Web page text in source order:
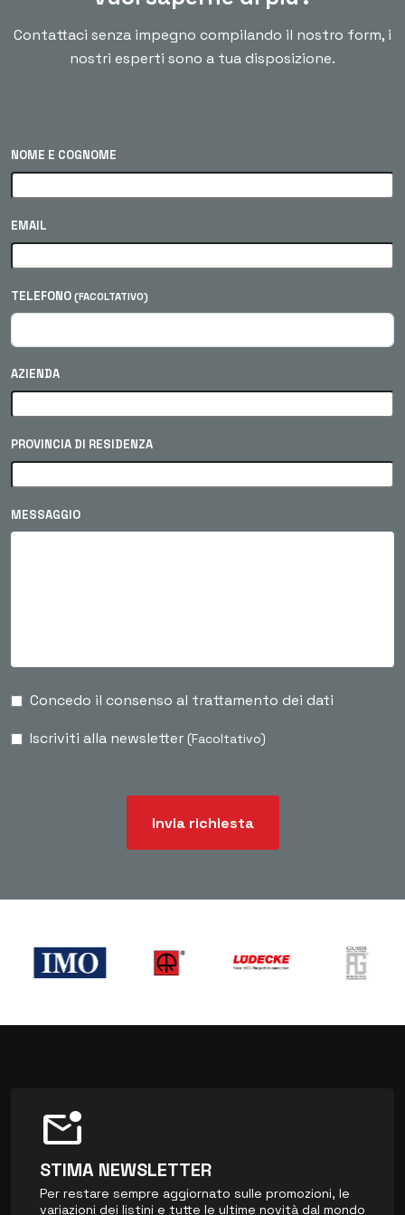
Contattaci senza impegno compilando il nostro form, i
nostri esperti sono a tua disposizione.
NOME E COGNOME
EMAIL
TELEFONO (FACOLTATIVO)
AZIENDA
PROVINCIA DI RESIDENZA
MESSAGGIO
Concedo il consenso al trattamento dei dati
Iscriviti alla newsletter (Facoltativo)
Invia richiesta
mark_email_unread
STIMA NEWSLETTER
Per restare sempre aggiornato sulle promozioni, le
variazioni dei listini e tutte le ultime novità dal mondo